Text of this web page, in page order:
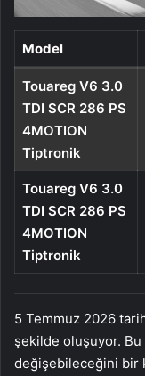
Model
Touareg V6 3.0
TDI SCR 286 PS
4MOTION
Tiptronik
Touareg V6 3.0
TDI SCR 286 PS
4MOTION
Tiptronik
5 Temmuz 2026
şekilde oluşuyor.
değişebileceğini bir